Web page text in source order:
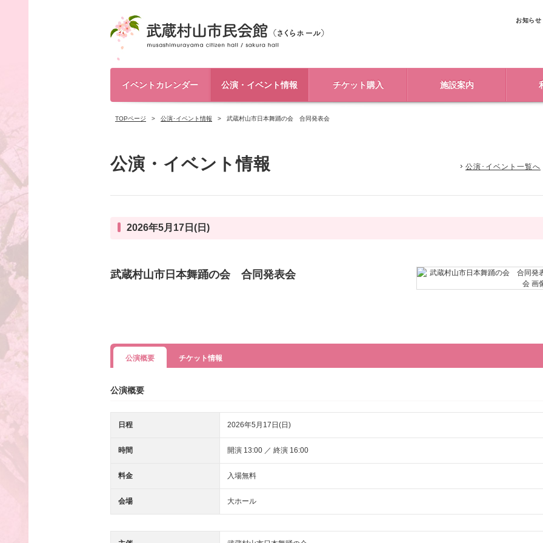
お知らせ
イベントカレンダー 公演・イベント情報 チケット購入 施設案内
TOPページ 公演･イベント情報 武蔵村山市日本舞踊の会 合同発表会
公演・イベント情報 公演･イベント一覧へ
2026年5月17日(日)
武蔵村山市日本舞踊の会 合同発表会
公演概要 チケット情報
公演概要
日程 2026年5月17日(日)
時間 開演 13:00 ／ 終演 16:00
料金 入場無料
会場 大ホール